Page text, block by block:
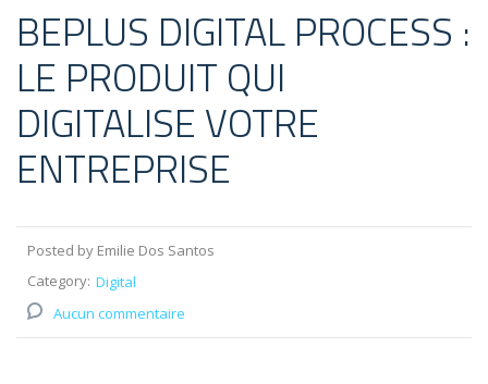
BEPLUS DIGITAL PROCESS :
LE PRODUIT QUI
DIGITALISE VOTRE
ENTREPRISE
Posted by Emilie Dos Santos
Category: Digital
Aucun commentaire